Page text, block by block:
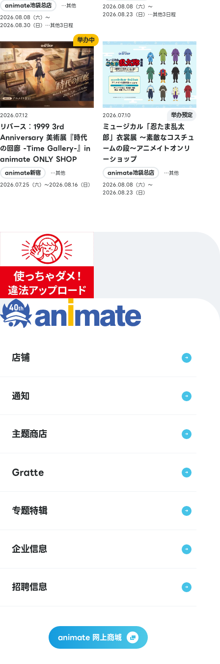
animate池袋总店
…其他
2026.08.08（六）〜
2026.08.30（日）…其他3日程
2026.08.08（六）〜
2026.08.23（日）…其他3日程
2026.07.12
リバース：1999 3rd
Anniversary 美術展『時代
の回廊 -Time Gallery-』in
animate ONLY SHOP
animate新宿
…其他
2026.07.25（六）〜2026.08.16（日）
2026.07.10
ミュージカル「忍たま乱太
郎」衣裳展 ～素敵なコスチュ
ームの段～アニメイトオンリ
ーショップ
animate池袋总店
…其他
2026.08.08（六）〜
2026.08.23（日）
店铺
通知
主题商店
Gratte
专题特辑
企业信息
招聘信息
animate 网上商城